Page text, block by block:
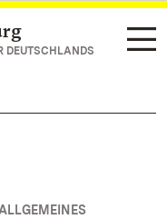
DEUTSCHLANDS